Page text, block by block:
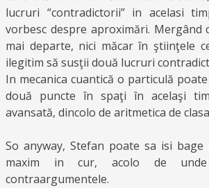
lucruri “contradictorii” in acelasi
vorbesc despre aproximări. Mergând
mai departe, nici măcar în ştiinţele
ilegitim să susţii două lucruri
In mecanica cuantică o particulă
două puncte în spaţi în acelaşi
avansată, dincolo de aritmetica de
So anyway, Stefan poate sa isi bage
maxim in cur, acolo de
contraargumentele.